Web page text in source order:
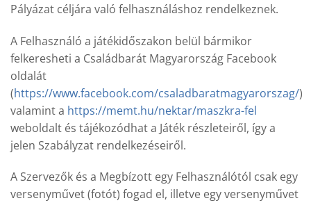
Pályázat céljára való felhasználáshoz rendelkeznek.
A Felhasználó a játékidőszakon belül bármikor
felkeresheti a Családbarát Magyarország Facebook
oldalát
(https://www.facebook.com/csaladbaratmagyarorszag/)
valamint a https://memt.hu/nektar/maszkra-fel
weboldalt és tájékozódhat a Játék részleteiről, így a
jelen Szabályzat rendelkezéseiről.
A Szervezők és a Megbízott egy Felhasználótól csak egy
versenyművet (fotót) fogad el, illetve egy versenyművet